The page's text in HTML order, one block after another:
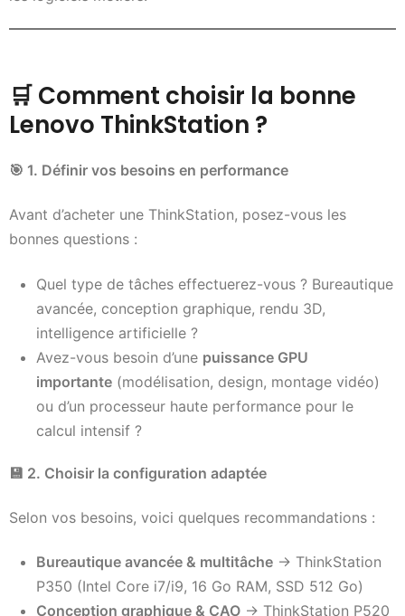
🛒Comment choisir la bonne
Lenovo ThinkStation ?
🎯 1. Définir vos besoins en performance
Avant d’acheter une ThinkStation, posez-vous les
bonnes questions :
Quel type de tâches effectuerez-vous ? Bureautique
avancée, conception graphique, rendu 3D,
intelligence artificielle ?
Avez-vous besoin d’une puissance GPU
importante (modélisation, design, montage vidéo)
ou d’un processeur haute performance pour le
calcul intensif ?
💾 2. Choisir la configuration adaptée
Selon vos besoins, voici quelques recommandations :
Bureautique avancée & multitâche → ThinkStation
P350 (Intel Core i7/i9, 16 Go RAM, SSD 512 Go)
Conception graphique & CAO → ThinkStation P520